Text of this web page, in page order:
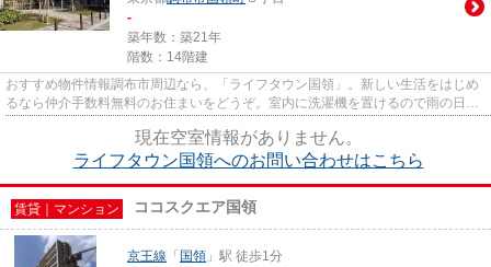
-
築年数：築21年
階数：14階建
おすすめ物件情報調布市周辺なら、「ライフタウン国領」。新しい生活をはじめ
るなら仲介手数料無料のお住まいをどうぞ。室内に洗濯機を置けるので雨の日も
現在空室情報がありません。
ライフタウン国領へのお問い合わせはこちら
賃貸｜マンション ココスクエア国領
京王線 「 国領 」駅 徒歩1分